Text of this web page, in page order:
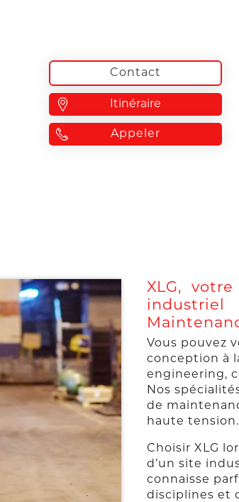
Contact
Itinéraire
Appeler
XLG,
Vous pouvez
conception à
engineering,
Nos
de
haute tension.
Choisir XLG
d’un site
connaisse
disciplines et